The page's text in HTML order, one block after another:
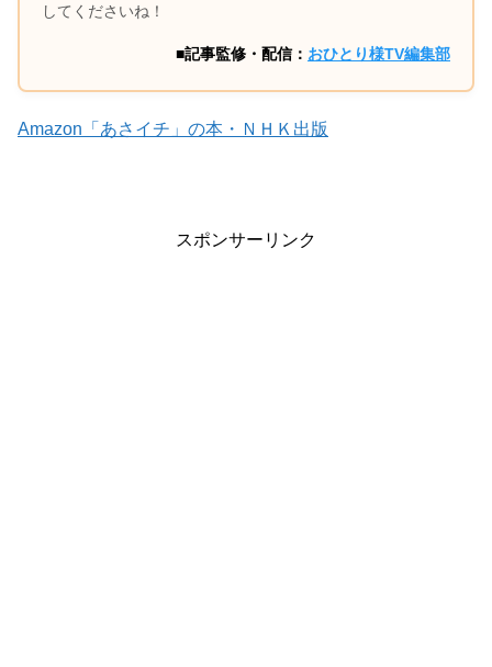
してくださいね！
■記事監修・配信： おひとり様TV編集部
Amazon「あさイチ」の本・ＮＨＫ出版
スポンサーリンク